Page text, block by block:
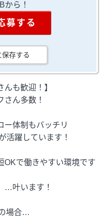
から！
募する
存する
んも歓迎！】
ん多数！
ー体制もバッチリ
活躍しています！
OKで働きやすい環境です
…叶います！
場合…